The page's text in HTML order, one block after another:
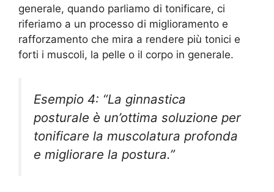
generale, quando parliamo di tonificare, ci
riferiamo a un processo di miglioramento e
rafforzamento che mira a rendere più tonici e
forti i muscoli, la pelle o il corpo in generale.
Esempio 4: “La ginnastica
posturale è un’ottima soluzione per
tonificare la muscolatura profonda
e migliorare la postura.”